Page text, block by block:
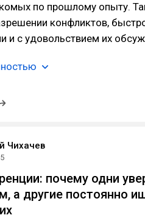
по прошлому опыту.
конфликтов,
и с удовольствием их
Чихачев
почему одни
а другие постоянно